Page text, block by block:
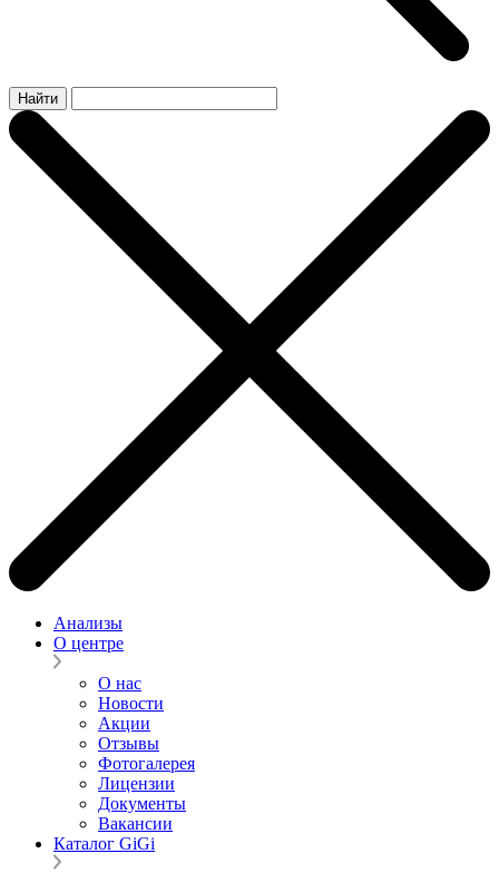
Найти
Анализы
О центре
О нас
Новости
Акции
Отзывы
Фотогалерея
Лицензии
Документы
Вакансии
Каталог GiGi